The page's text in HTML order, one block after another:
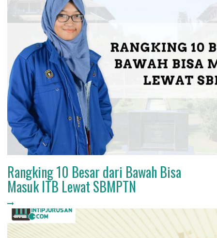
Rangking 10 Besar dari Bawah Bisa
Masuk ITB Lewat SBMPTN